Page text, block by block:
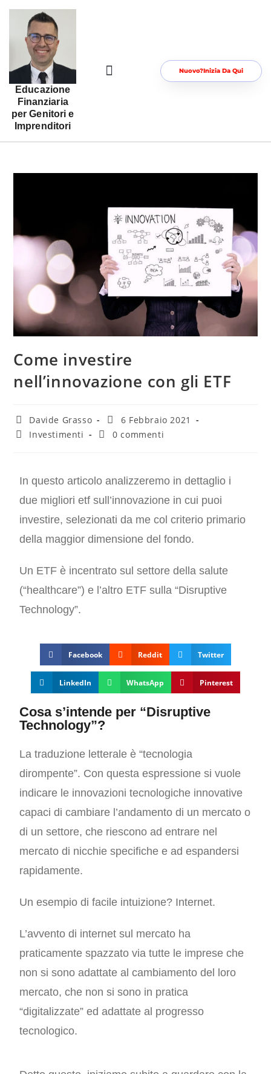
Educazione
Finanziaria
per Genitori e
Imprenditori
Nuovo?Inizia Da Qui
Come investire
nell’innovazione con gli ETF
Davide Grasso
6 Febbraio 2021
Investimenti
0 commenti
In questo articolo analizzeremo in dettaglio i
due migliori etf sull’innovazione in cui puoi
investire, selezionati da me col criterio primario
della maggior dimensione del fondo.
Un ETF è incentrato sul settore della salute
(“healthcare”) e l’altro ETF sulla “Disruptive
Technology”.
Facebook Reddit Twitter
LinkedIn WhatsApp Pinterest
Cosa s’intende per “Disruptive
Technology”?
La traduzione letterale è “tecnologia
dirompente”. Con questa espressione si vuole
indicare le innovazioni tecnologiche innovative
capaci di cambiare l’andamento di un mercato o
di un settore, che riescono ad entrare nel
mercato di nicchie specifiche e ad espandersi
rapidamente.
Un esempio di facile intuizione? Internet.
L’avvento di internet sul mercato ha
praticamente spazzato via tutte le imprese che
non si sono adattate al cambiamento del loro
mercato, che non si sono in pratica
“digitalizzate” ed adattate al progresso
tecnologico.